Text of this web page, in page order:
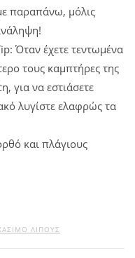
παραπάνω, μόλις
Όταν έχετε τεντωμένα
τους καμπτήρες της
για να εστιάσετε
λυγίστε ελαφρώς τα
και πλάγιους
ΛΊΠΟΥΣ